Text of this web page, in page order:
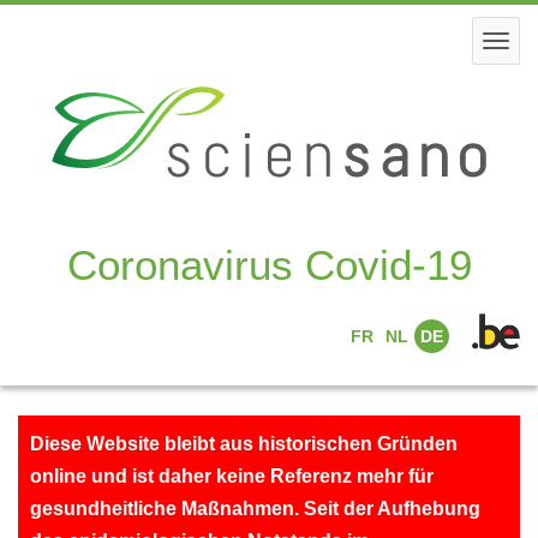
content
Coronavirus Covid-19
FR NL DE
Diese Website bleibt aus historischen Gründen
online und ist daher keine Referenz mehr für
gesundheitliche Maßnahmen. Seit der Aufhebung